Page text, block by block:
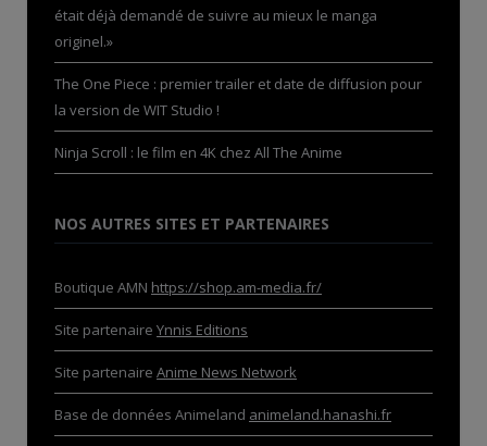
était déjà demandé de suivre au mieux le manga
originel.»
The One Piece : premier trailer et date de diffusion pour
la version de WIT Studio !
Ninja Scroll : le film en 4K chez All The Anime
NOS AUTRES SITES ET PARTENAIRES
Boutique AMN https://shop.am-media.fr/
Site partenaire Ynnis Editions
Site partenaire Anime News Network
Base de données Animeland animeland.hanashi.fr